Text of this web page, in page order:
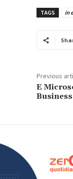
TAGS in
Previous
E